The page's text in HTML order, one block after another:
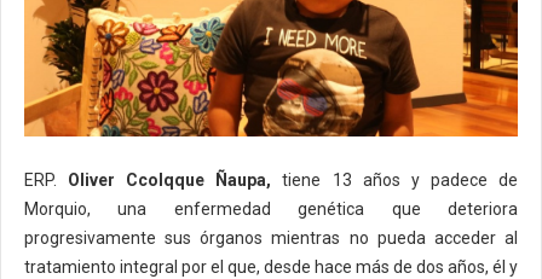
ERP. Oliver Ccolqque Ñaupa, tiene 13 años y padece de
Morquio, una enfermedad genética que deteriora
progresivamente sus órganos mientras no pueda acceder al
tratamiento integral por el que, desde hace más de dos años, él y